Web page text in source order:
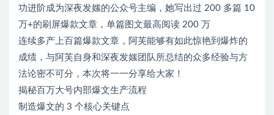
功进阶成为深夜发媸的公众号主编，她写出过 200 多篇 10
万+的刷屏爆款文章，单篇图文最高阅读 200 万
连续多产上百篇爆款文章，阿芙能够有如此惊艳到爆炸的
成绩，与阿芙自身和深夜发媸团队所总结的众多经验与方
法论密不可分，本次将一一分享给大家！
揭秘百万大号内部爆文生产流程
制造爆文的 3 个核心关键点